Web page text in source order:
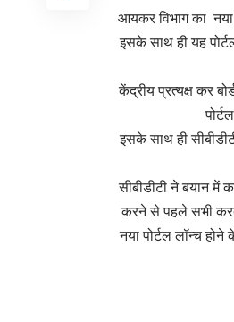
आयकर विभाग का
इसके साथ ही यह
केंद्रीय प्रत्यक्ष कर
इसके साथ ही
सीबीडीटी ने बयान
करने से पहले सभी
नया पोर्टल लॉन्च